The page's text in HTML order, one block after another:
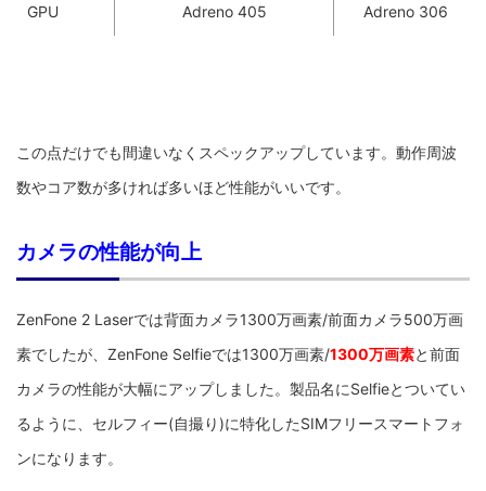
GPU Adreno 405 Adreno 306
この点だけでも間違いなくスペックアップしています。動作周波
数やコア数が多ければ多いほど性能がいいです。
カメラの性能が向上
ZenFone 2 Laserでは背面カメラ1300万画素/前面カメラ500万画
素でしたが、ZenFone Selfieでは1300万画素/1300万画素と前面
カメラの性能が大幅にアップしました。製品名にSelfieとついてい
るように、セルフィー(自撮り)に特化したSIMフリースマートフォ
ンになります。